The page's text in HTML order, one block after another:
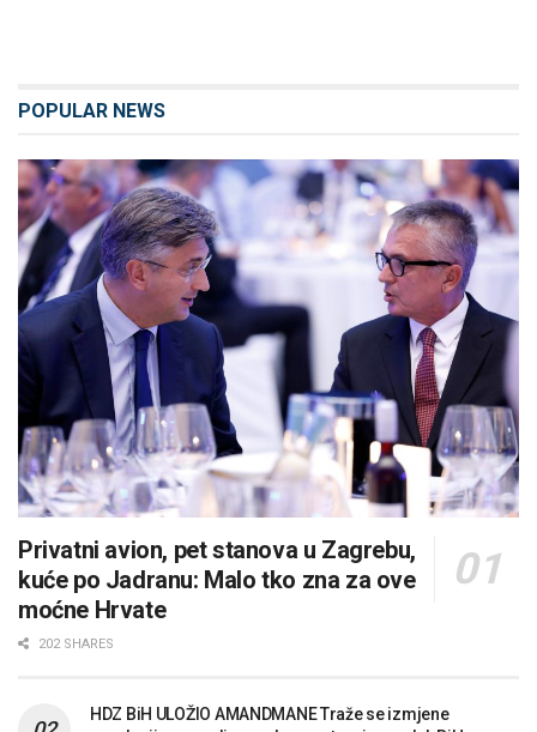
POPULAR NEWS
Privatni avion, pet stanova u Zagrebu,
kuće po Jadranu: Malo tko zna za ove
moćne Hrvate
202 SHARES
HDZ BiH ULOŽIO AMANDMANE Traže se izmjene